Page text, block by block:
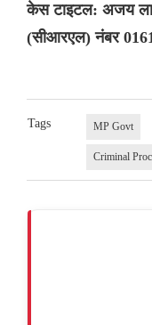
केस टाइटल: अजय
(सीआरएल) नंबर
Tags MP Govt
Criminal